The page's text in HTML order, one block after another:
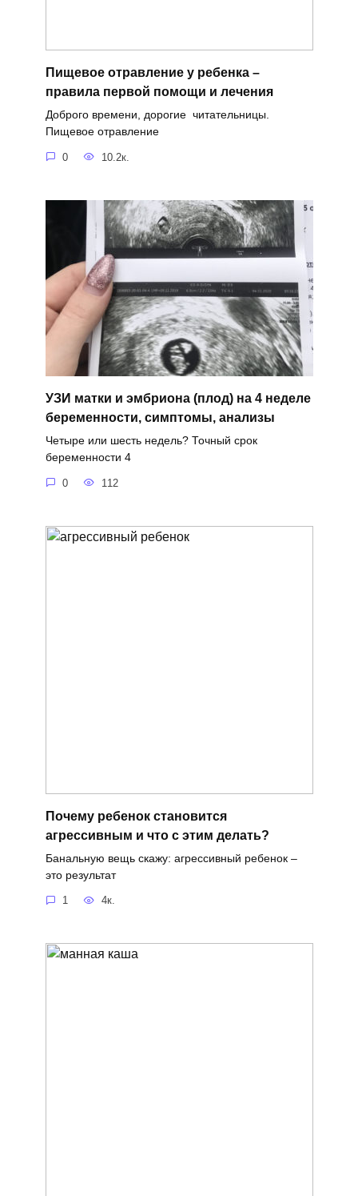
Пищевое отравление у ребенка –
правила первой помощи и лечения
Доброго времени, дорогие читательницы.
Пищевое отравление
0 10.2к.
УЗИ матки и эмбриона (плод) на 4 неделе
беременности, симптомы, анализы
Четыре или шесть недель? Точный срок
беременности 4
0 112
Почему ребенок становится
агрессивным и что с этим делать?
Банальную вещь скажу: агрессивный ребенок –
это результат
1 4к.